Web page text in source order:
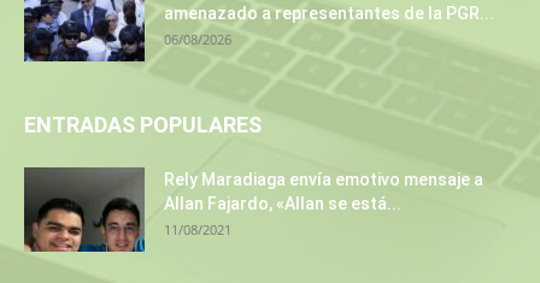
amenazado a representantes de la PGR...
06/08/2026
ENTRADAS POPULARES
Rely Maradiaga envía emotivo mensaje a
Allan Fajardo, «Allan se está...
11/08/2021